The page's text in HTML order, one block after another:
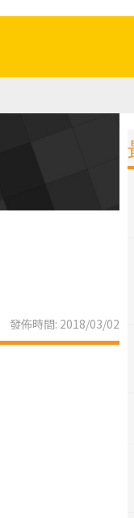
發佈時間: 2018/03/02